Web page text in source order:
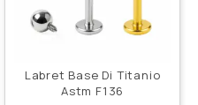
Labret Base Di Titanio
Astm F136